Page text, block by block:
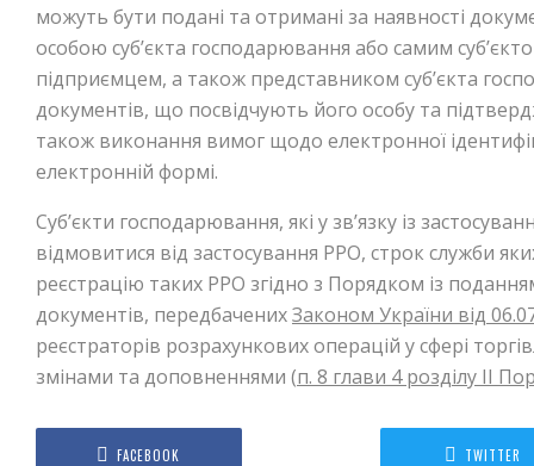
можуть бути подані та отримані за наявності
особою суб’єкта господарювання або самим
підприємцем, а також представником суб’єкта
документів, що посвідчують його особу та
також виконання вимог щодо електронної
електронній формі.
Суб’єкти господарювання, які у зв’язку із
відмовитися від застосування РРО, строк служби
реєстрацію таких РРО згідно з Порядком із
документів, передбаченихЗаконом України від
реєстраторів розрахункових операцій у сфері
змінами та доповненнями (п. 8 глави 4 розділу ІІ
FACEBOOK TWITTER